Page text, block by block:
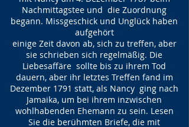
Nachmittagstee und die Zuordnung
begann. Missgeschick und Unglück haben
aufgehört
einige Zeit davon ab, sich zu treffen, aber
sie schrieben sich regelmäßig. Die
Liebesaffäre sollte bis zu ihrem Tod
dauern, aber ihr letztes Treffen fand im
Dezember 1791 statt, als Nancy ging nach
Jamaika, um bei ihrem inzwischen
wohlhabenden Ehemann zu sein. Lesen
Sie die berühmten Briefe, die mit